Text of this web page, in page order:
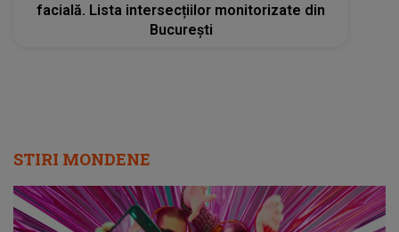
facială. Lista intersecțiilor monitorizate din
București
STIRI MONDENE